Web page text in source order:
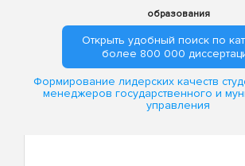
образования
Открыть удобный поиск по
более 800 000
Формирование лидерских качеств
менеджеров государственного и
управления